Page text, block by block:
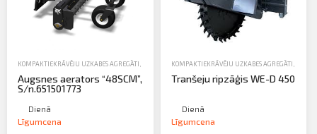
KOMPAKTIEKRĀVĒJU UZKABES AGREGĀTI ZEMES DARBU TEHNIKA-EKSKAVATORI, IEKRĀVĒJI,
Augsnes aerators “48SCM”,
S/n.651501773
Dienā
Līgumcena
KOMPAKTIEKRĀVĒJU UZKABES AGREGĀTI
Tranšeju ripzāģis WE-D 450
Dienā
Līgumcena